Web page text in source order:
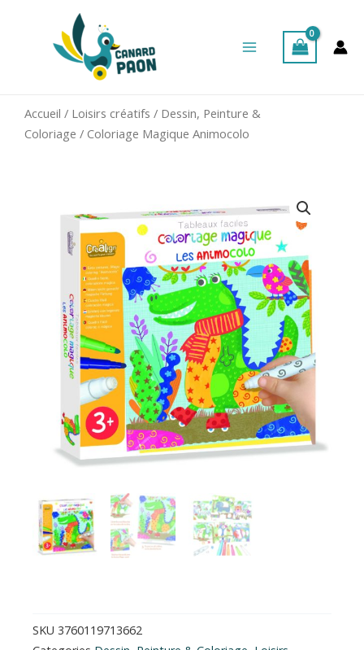
Menu
Accueil / Loisirs créatifs / Dessin, Peinture &
Coloriage / Coloriage Magique Animocolo
SKU 3760119713662